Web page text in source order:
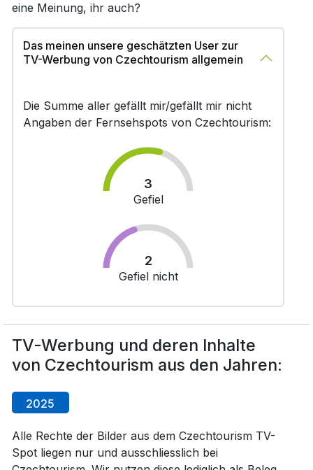
eine Meinung, ihr auch?
Das meinen unsere geschätzten User zur
TV-Werbung von Czechtourism allgemein
Die Summe aller gefällt mir/gefällt mir nicht
Angaben der Fernsehspots von Czechtourism:
3
Gefiel
2
Gefiel nicht
TV-Werbung und deren Inhalte
von Czechtourism aus den Jahren:
2025
Alle Rechte der Bilder aus dem Czechtourism TV-
Spot liegen nur und ausschliesslich bei